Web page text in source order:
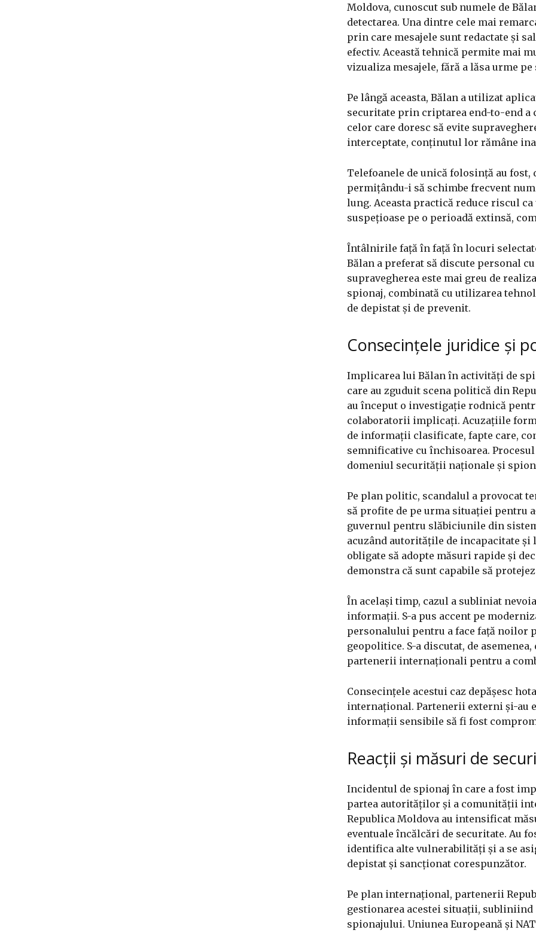
Moldova, cunoscut sub numele de
detectarea. Una dintre cele mai
prin care mesajele sunt redactate și
efectiv. Această tehnică permite mai
vizualiza mesajele, fără a lăsa urme
Pe lângă aceasta, Bălan a utilizat
securitate prin criptarea end-to-end
celor care doresc să evite
interceptate, conținutul lor rămâne
Telefoanele de unică folosință au
permițându-i să schimbe frecvent
lung. Aceasta practică reduce riscul
suspețioase pe o perioadă extinsă,
Întâlnirile față în față în locuri
Bălan a preferat să discute personal
supravegherea este mai greu de
spionaj, combinată cu utilizarea
de depistat și de prevenit.
Consecințele juridice și
Implicarea lui Bălan în activități de
care au zguduit scena politică din
au început o investigație rodnică
colaboratorii implicați. Acuzațiile
de informații clasificate, fapte care,
semnificative cu închisoarea.
domeniul securității naționale și
Pe plan politic, scandalul a provocat
să profite de pe urma situației pentru
guvernul pentru slăbiciunile din
acuzând autoritățile de incapacitate
obligate să adopte măsuri rapide și
demonstra că sunt capabile să
În același timp, cazul a subliniat
informații. S-a pus accent pe
personalului pentru a face față noilor
geopolitice. S-a discutat, de
partenerii internaționali pentru a
Consecințele acestui caz depășesc
internațional. Partenerii externi și-au
informații sensibile să fi fost
Reacții și măsuri de
Incidentul de spionaj în care a fost
partea autorităților și a comunității
Republica Moldova au intensificat
eventuale încălcări de securitate. Au
identifica alte vulnerabilități și a se
depistat și sancționat corespunzător.
Pe plan internațional, partenerii
gestionarea acestei situații,
spionajului. Uniunea Europeană și